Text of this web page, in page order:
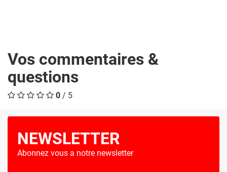
Vos commentaires &
questions
0 / 5
NEWSLETTER
Abonnez vous a notre newsletter